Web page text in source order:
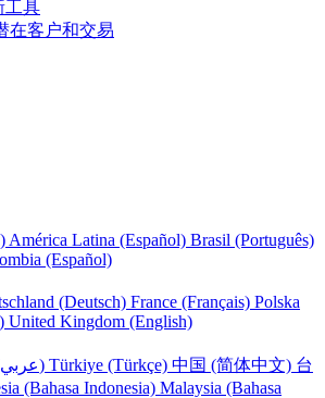
工具
在客户和交易
América Latina (Español) Brasil (Português)
(Español)
(Deutsch) France (Français) Polska
United Kingdom (English)
UAE (عربي) Türkiye (Türkçe) 中国 (简体中文) 台
(Bahasa Indonesia) Malaysia (Bahasa